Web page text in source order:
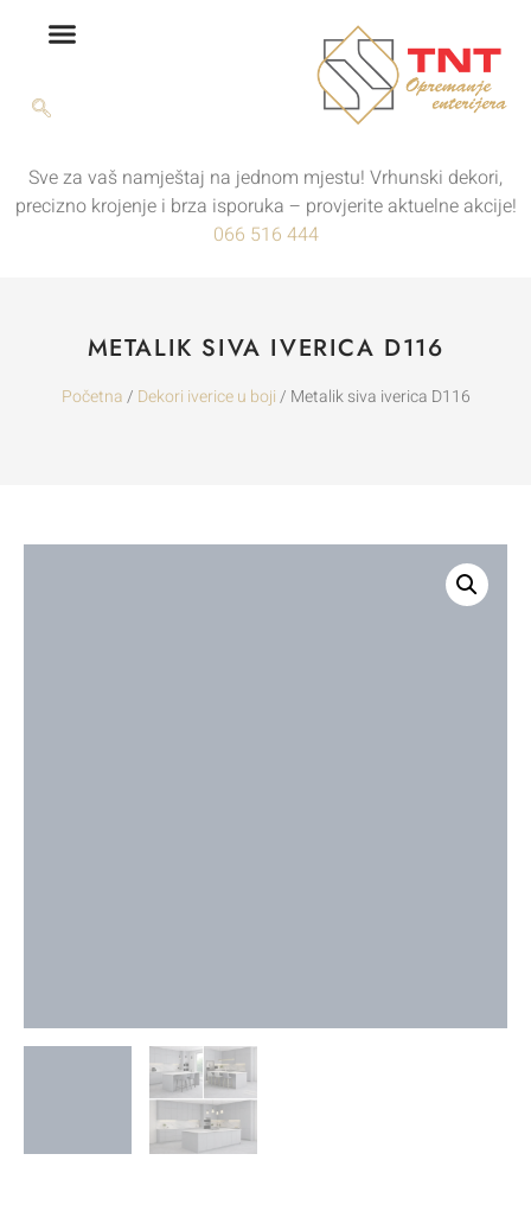
Sve za vaš namještaj na jednom mjestu! Vrhunski dekori,
precizno krojenje i brza isporuka – provjerite aktuelne akcije!
066 516 444
METALIK SIVA IVERICA D116
Početna/ Dekori iverice u boji/ Metalik siva iverica D116